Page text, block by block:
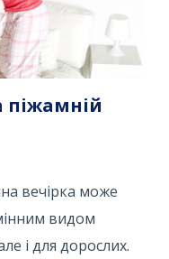
вечірка може
видом
і для дорослих.